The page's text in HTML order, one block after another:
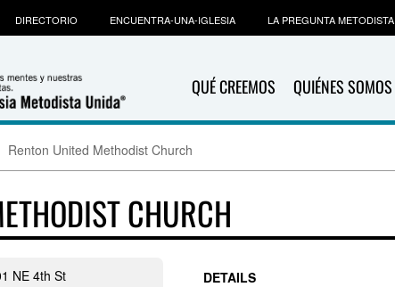
QUÉ CREEMOS QUIÉNES SOMOS
DIRECTORIO ENCUENTRA-UNA-IGLESIA LA PREGUNTA METODISTA
Renton United Methodist Church
CHURCH
NE 4th St
DETAILS